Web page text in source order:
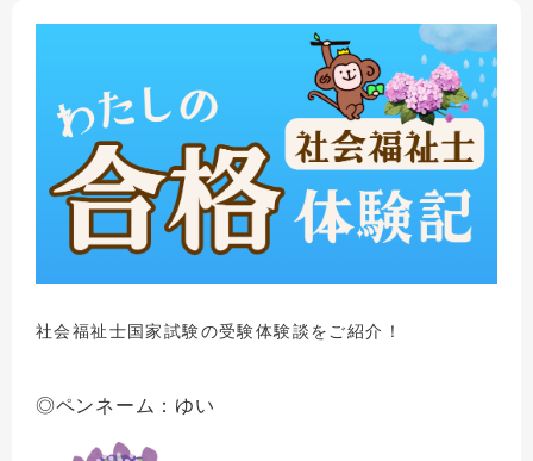
社会福祉士国家試験の受験体験談をご紹介！
◎ペンネーム：ゆい